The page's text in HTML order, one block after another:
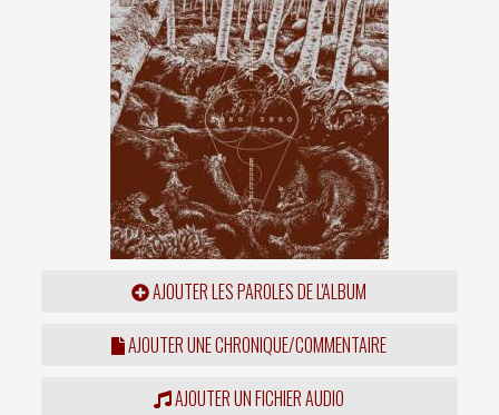
AJOUTER LES PAROLES DE L'ALBUM
AJOUTER UNE CHRONIQUE/COMMENTAIRE
AJOUTER UN FICHIER AUDIO